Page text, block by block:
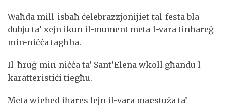
Waħda mill-isbaħ ċelebrazzjonijiet tal-festa bla
dubju ta’ xejn ikun il-mument meta l-vara tinħareġ
min-niċċa tagħha.
Il-ħruġ min-niċċa ta’ Sant’Elena wkoll għandu l-
karatteristiċi tiegħu.
Meta wieħed iħares lejn il-vara maestuża ta’